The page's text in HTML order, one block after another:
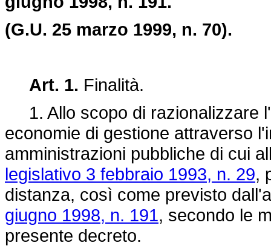
(G.U. 25 marzo 1999, n. 70).
Art. 1. Finalità.
1. Allo scopo di razionalizzare
economie di gestione attraverso
amministrazioni pubbliche di cui
legislativo 3 febbraio 1993, n. 29,
distanza, così come previsto
giugno 1998, n. 191, secondo le
presente decreto.